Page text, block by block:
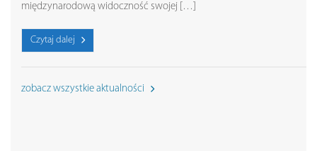
międzynarodową widoczność swojej […]
Czytaj dalej
zobacz wszystkie aktualności